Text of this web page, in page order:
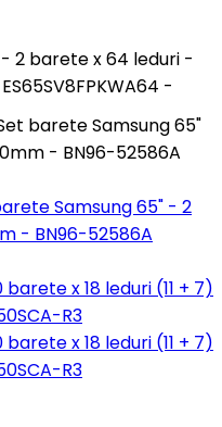
2 barete x 64 leduri -
-
barete Samsung 65"
- BN96-52586A
Samsung 65" - 2
- BN96-52586A